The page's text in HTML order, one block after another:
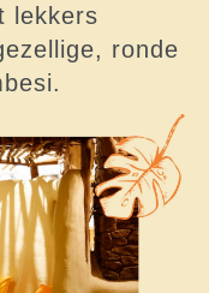
lekkers
ronde